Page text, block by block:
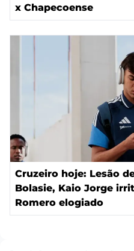
x Chapecoense
Cruzeiro hoje: Lesão
Bolasie, Kaio Jorge
Romero elogiado